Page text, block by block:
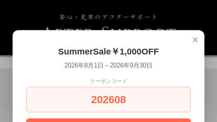
×
SummerSale￥1,000OFF
2026年8月1日～2026年9月30日
クーポンコード
202608